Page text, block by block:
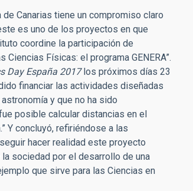
Canarias tiene un compromiso claro
es uno de los proyectos en que
coordine la participación de
Físicas: el programa GENERA”.
Day España 2017los próximos días 23
financiar las actividades diseñadas
y que no ha sido
posible calcular distancias en el
Y concluyó, refiriéndose a las
hacer realidad este proyecto
sociedad por el desarrollo de una
que sirve para las Ciencias en